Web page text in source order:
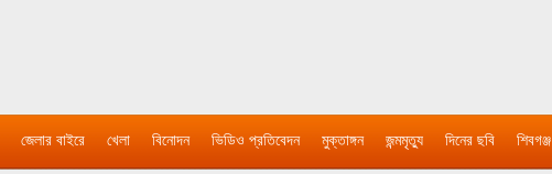
জেলার বাইরে খেলা বিনোদন ভিডিও প্রতিবেদন মুক্তাঙ্গন জন্মমৃত্যু দিনের ছবি শিবগঞ্জ